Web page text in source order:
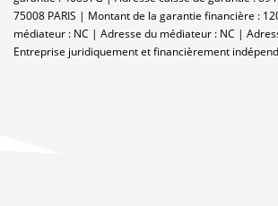
75008 PARIS | Montant de la garantie financière :
médiateur : NC | Adresse du médiateur : NC |
Entreprise juridiquement et financièrement